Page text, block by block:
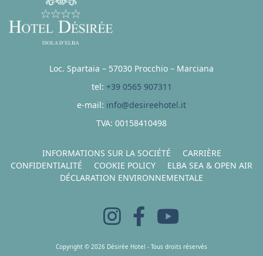
Loc. Spartaia – 57030 Procchio – Marciana
tel: +39 0565 907311
e-mail: info@desireehotel.it
TVA: 00158410498
INFORMATIONS SUR LA SOCIÉTÉ
CARRIÈRE
CONFIDENTIALITÉ
COOKIE POLICY
ELBA SEA & OPEN AIR
DÉCLARATION ENVIRONNEMENTALE
Copyright © 2026 Désirée Hotel - Tous droits réservés